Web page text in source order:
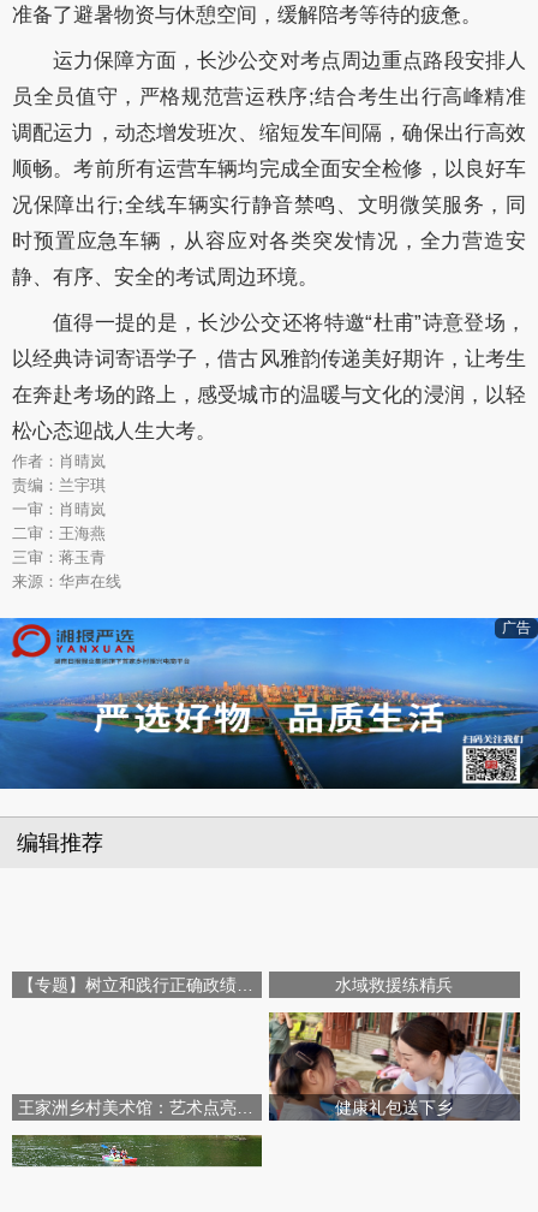
准备了避暑物资与休憩空间，缓解陪考等待的疲惫。
运力保障方面，长沙公交对考点周边重点路段安排人
员全员值守，严格规范营运秩序;结合考生出行高峰精准
调配运力，动态增发班次、缩短发车间隔，确保出行高效
顺畅。考前所有运营车辆均完成全面安全检修，以良好车
况保障出行;全线车辆实行静音禁鸣、文明微笑服务，同
时预置应急车辆，从容应对各类突发情况，全力营造安
静、有序、安全的考试周边环境。
值得一提的是，长沙公交还将特邀“杜甫”诗意登场，
以经典诗词寄语学子，借古风雅韵传递美好期许，让考生
在奔赴考场的路上，感受城市的温暖与文化的浸润，以轻
松心态迎战人生大考。
作者：肖晴岚
责编：兰宇琪
一审：肖晴岚
二审：王海燕
三审：蒋玉青
来源：华声在线
广告
编辑推荐
水域救援练精兵
健康礼包送下乡